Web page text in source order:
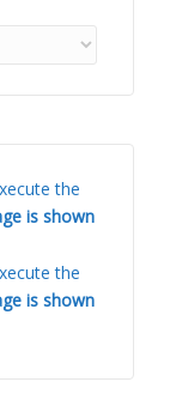
the
is shown
the
is shown